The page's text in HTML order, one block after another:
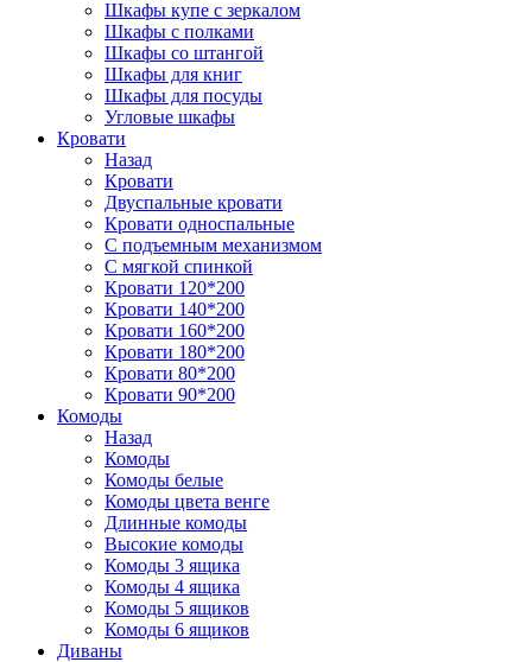
Шкафы купе с зеркалом
Шкафы с полками
Шкафы со штангой
Шкафы для книг
Шкафы для посуды
Угловые шкафы
Кровати
Назад
Кровати
Двуспальные кровати
Кровати односпальные
С подъемным механизмом
С мягкой спинкой
Кровати 120*200
Кровати 140*200
Кровати 160*200
Кровати 180*200
Кровати 80*200
Кровати 90*200
Комоды
Назад
Комоды
Комоды белые
Комоды цвета венге
Длинные комоды
Высокие комоды
Комоды 3 ящика
Комоды 4 ящика
Комоды 5 ящиков
Комоды 6 ящиков
Диваны